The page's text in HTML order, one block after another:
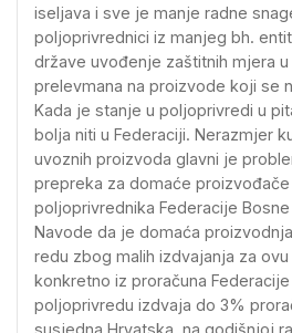
iseljava i sve je manje radne
poljoprivrednici iz manjeg bh.
države uvođenje zaštitnih mjera u
prelevmana na proizvode koji se
Kada je stanje u poljoprivredi u
bolja niti u Federaciji. Nerazmjer
uvoznih proizvoda glavni je
prepreka za domaće
poljoprivrednika Federacije
Navode da je domaća
redu zbog malih izdvajanja za
konkretno iz proračuna Federacije
poljoprivredu izdvaja do 3%